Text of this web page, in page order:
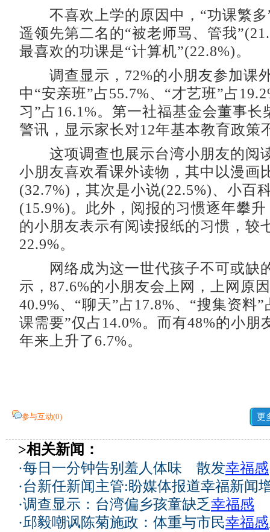
不喜欢上学的原因中，“功课繁多
遥领先第二名的“被老师骂、管我
最喜欢的功课是“计算机”(22.8%)。
调查显示，72%的小朋友参加课
中“安亲班”占55.7%、“才艺班”占
习”占16.1%。第一社福基金会董事长
警讯，显示家长对12年基本教育政策
这项调查也展示台湾小朋友的阅
小朋友喜欢看课外读物，其中以漫画
(32.7%)，其次是小说(22.5%)、小百
(15.9%)。此外，阅报的习惯逐年攀
的小朋友表示有阅读报纸的习惯，较
22.9%。
网络成为这一世代孩子不可或缺
示，87.6%的小朋友会上网，上网原
40.9%、“聊天”占17.8%、“搜集资料”
课需要”仅占14.0%。而有48%的小朋
年来上升了6.7%。
参与互动(0) 更
>相关新闻：
·每日一分钟告别羞人体味 散发幸福感
·台新任新闻主管:盼媒体报道幸福新闻
·调查显示：台湾偏乡孩童缺乏幸福感
·邱毅嘲讽陈菊施政：体重与市民幸福感